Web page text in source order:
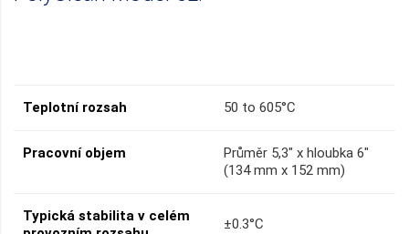
Teplotní rozsah 50 to 605°C
Pracovní objem
Průměr 5,3" x hloubka 6"
(134 mm x 152 mm)
Typická stabilita v celém
±0.3°C